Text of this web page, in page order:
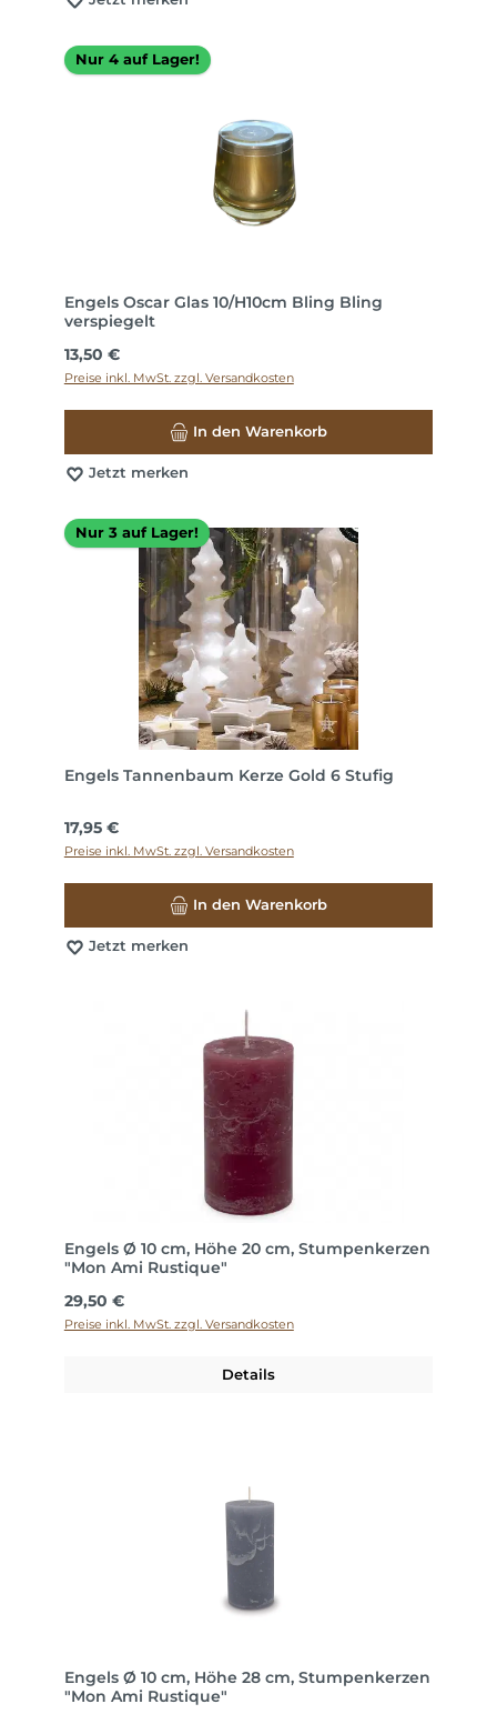
Nur 4 auf Lager!
Engels Oscar Glas 10/H10cm Bling Bling
verspiegelt
Regulärer Preis:
13,50 €
Preise inkl. MwSt. zzgl. Versandkosten
In den Warenkorb
Jetzt merken
Nur 3 auf Lager!
Engels Tannenbaum Kerze Gold 6 Stufig
Regulärer Preis:
17,95 €
Preise inkl. MwSt. zzgl. Versandkosten
In den Warenkorb
Jetzt merken
Engels Ø 10 cm, Höhe 20 cm, Stumpenkerzen
"Mon Ami Rustique"
Regulärer Preis:
29,50 €
Preise inkl. MwSt. zzgl. Versandkosten
Details
Engels Ø 10 cm, Höhe 28 cm, Stumpenkerzen
"Mon Ami Rustique"